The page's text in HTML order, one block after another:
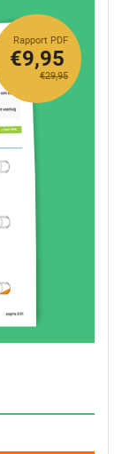
Rapport PDF
€29,95
€9,95